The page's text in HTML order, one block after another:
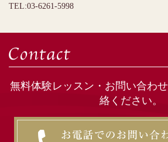
TEL:03-6261-5998
無料体験レッスン・お問い合わ
絡ください。